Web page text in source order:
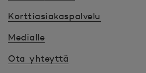
Korttiasiakaspalvelu
Medialle
Ota yhteyttä